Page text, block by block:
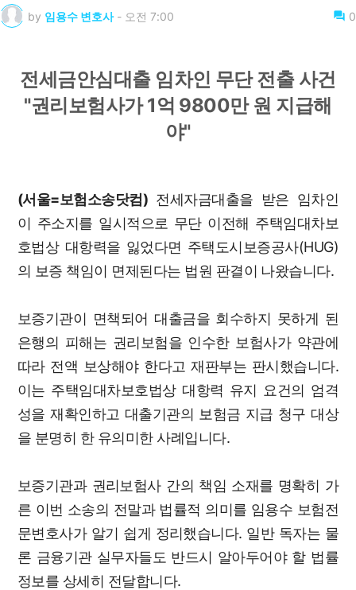
by 임용수 변호사 - 오전 7:00 0
전세금안심대출 임차인 무단 전출 사건
"권리보험사가 1억 9800만 원 지급해
야"
(서울=보험소송닷컴) 전세자금대출을 받은 임차인
이 주소지를 일시적으로 무단 이전해 주택임대차보
호법상 대항력을 잃었다면 주택도시보증공사(HUG)
의 보증 책임이 면제된다는 법원 판결이 나왔습니다.
보증기관이 면책되어 대출금을 회수하지 못하게 된
은행의 피해는 권리보험을 인수한 보험사가 약관에
따라 전액 보상해야 한다고 재판부는 판시했습니다.
이는 주택임대차보호법상 대항력 유지 요건의 엄격
성을 재확인하고 대출기관의 보험금 지급 청구 대상
을 분명히 한 유의미한 사례입니다.
보증기관과 권리보험사 간의 책임 소재를 명확히 가
른 이번 소송의 전말과 법률적 의미를 임용수 보험전
문변호사가 알기 쉽게 정리했습니다. 일반 독자는 물
론 금융기관 실무자들도 반드시 알아두어야 할 법률
정보를 상세히 전달합니다.